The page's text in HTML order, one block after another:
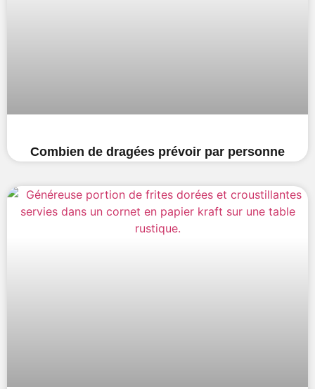
Combien de dragées prévoir par personne